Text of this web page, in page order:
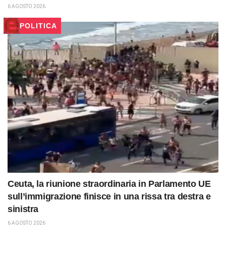
6 AGOSTO 2026
POLITICA
Ceuta, la riunione straordinaria in Parlamento UE
sull’immigrazione finisce in una rissa tra destra e
sinistra
6 AGOSTO 2026